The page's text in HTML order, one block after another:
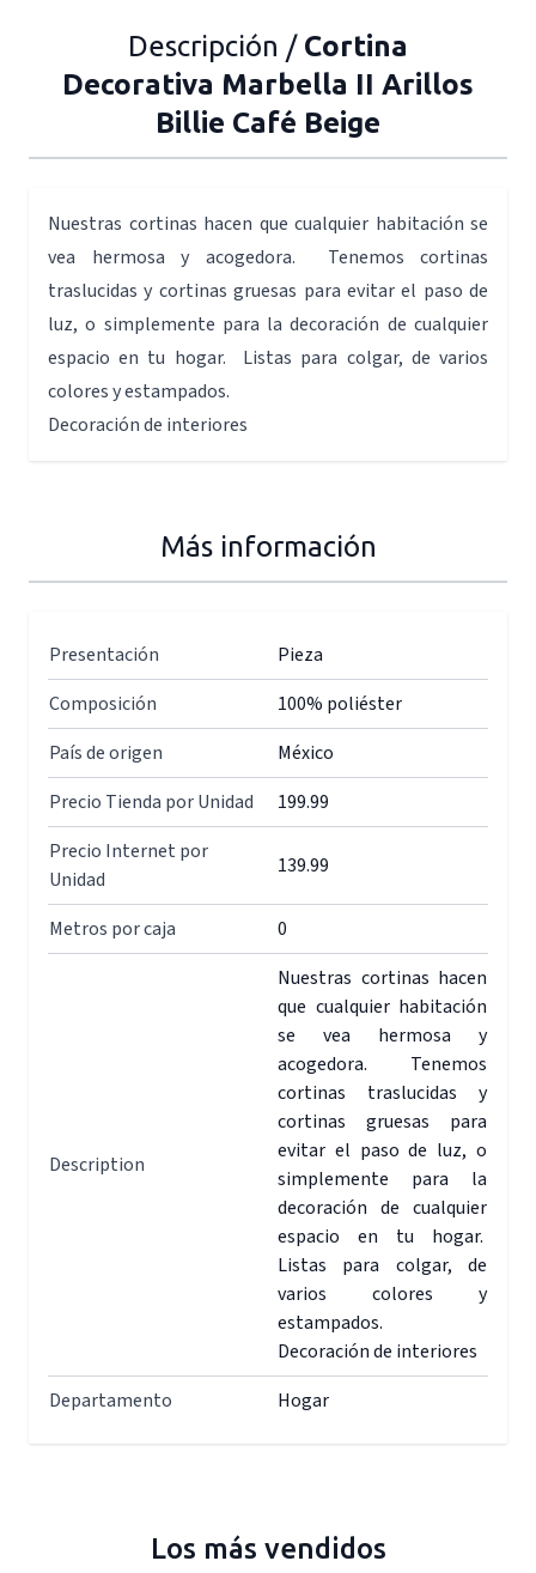
Descripción / Cortina
Decorativa Marbella II Arillos
Billie Café Beige
Nuestras cortinas hacen que cualquier habitación se
vea hermosa y acogedora. Tenemos cortinas
traslucidas y cortinas gruesas para evitar el paso de
luz, o simplemente para la decoración de cualquier
espacio en tu hogar. Listas para colgar, de varios
colores y estampados.
Decoración de interiores
Más información
Presentación
Pieza
Composición
100% poliéster
País de origen
México
Precio Tienda por Unidad
199.99
Precio Internet por
Unidad
139.99
Metros por caja 0
Description
Nuestras cortinas hacen
que cualquier habitación
se vea hermosa y
acogedora. Tenemos
cortinas traslucidas y
cortinas gruesas para
evitar el paso de luz, o
simplemente para la
decoración de cualquier
espacio en tu hogar.
Listas para colgar, de
varios colores y
estampados.
Decoración de interiores
Departamento
Hogar
Los más vendidos